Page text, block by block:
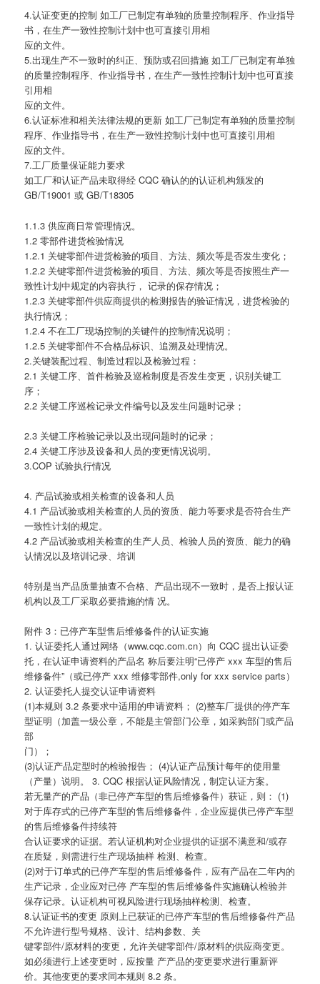
4.认证变更的控制 如工厂已制定有单独的质量控制程序、作业指导
书，在生产一致性控制计划中也可直接引用相
应的文件。
5.出现生产不一致时的纠正、预防或召回措施 如工厂已制定有单独
的质量控制程序、作业指导书，在生产一致性控制计划中也可直接
引用相
应的文件。
6.认证标准和相关法律法规的更新 如工厂已制定有单独的质量控制
程序、作业指导书，在生产一致性控制计划中也可直接引用相
应的文件。
7.工厂质量保证能力要求
如工厂和认证产品未取得经 CQC 确认的的认证机构颁发的
GB/T19001 或 GB/T18305
1.1.3 供应商日常管理情况。
1.2 零部件进货检验情况
1.2.1 关键零部件进货检验的项目、方法、频次等是否发生变化；
1.2.2 关键零部件进货检验的项目、方法、频次等是否按照生产一
致性计划中规定的内容执行， 记录的保存情况；
1.2.3 关键零部件供应商提供的检测报告的验证情况，进货检验的
执行情况；
1.2.4 不在工厂现场控制的关键件的控制情况说明；
1.2.5 关键零部件不合格品标识、追溯及处理情况。
2.关键装配过程、制造过程以及检验过程：
2.1 关键工序、首件检验及巡检制度是否发生变更，识别关键工
序；
2.2 关键工序巡检记录文件编号以及发生问题时记录；
2.3 关键工序检验记录以及出现问题时的记录；
2.4 关键工序涉及设备和人员的变更情况说明。
3.COP 试验执行情况
4. 产品试验或相关检查的设备和人员
4.1 产品试验或相关检查的人员的资质、能力等要求是否符合生产
一致性计划的规定。
4.2 产品试验或相关检查的生产人员、检验人员的资质、能力的确
认情况以及培训记录、培训
特别是当产品质量抽查不合格、产品出现不一致时，是否上报认证
机构以及工厂采取必要措施的情 况。
附件 3：已停产车型售后维修备件的认证实施
1. 认证委托人通过网络（www.cqc.com.cn）向 CQC 提出认证委
托，在认证申请资料的产品名 称后要注明“已停产 xxx 车型的售后
维修备件”（或已停产 xxx 维修零部件,only for xxx service parts）
2. 认证委托人提交认证申请资料
(1)本规则 3.2 条要求中适用的申请资料； (2)整车厂提供的停产车
型证明（加盖一级公章，不能是主管部门公章，如采购部门或产品
部
门）；
(3)认证产品定型时的检验报告； (4)认证产品预计每年的使用量
（产量）说明。 3. CQC 根据认证风险情况，制定认证方案。
若无量产的产品（非已停产车型的售后维修备件）获证，则： (1)
对于库存式的已停产车型的售后维修备件，企业应提供已停产车型
的售后维修备件持续符
合认证要求的证据。若认证机构对企业提供的证据不满意和/或存
在质疑，则需进行生产现场抽样 检测、检查。
(2)对于订单式的已停产车型的售后维修备件，应有产品在二年内的
生产记录，企业应对已停 产车型的售后维修备件实施确认检验并
保存记录。认证机构可视风险进行现场抽样检测、检查。
8.认证证书的变更 原则上已获证的已停产车型的售后维修备件产品
不允许进行型号规格、设计、结构参数、关
键零部件/原材料的变更，允许关键零部件/原材料的供应商变更。
如必须进行上述变更时，应按量 产产品的变更要求进行重新评
价。其他变更的要求同本规则 8.2 条。